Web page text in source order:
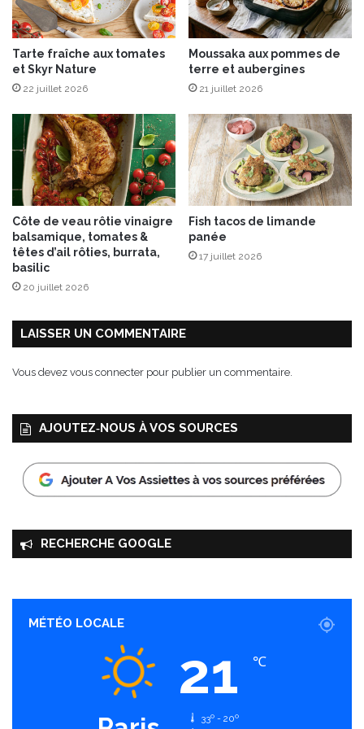
e
t
C
u
t
t
o
m
a
t
s
r
e
x
p
o
r
e
Tarte fraîche aux tomates
et Skyr Nature
22 juillet 2026
Moussaka aux pommes de
terre et aubergines
21 juillet 2026
Côte de veau rôtie vinaigre
balsamique, tomates &
têtes d’ail rôties, burrata,
basilic
20 juillet 2026
Fish tacos de limande
panée
17 juillet 2026
LAISSER UN COMMENTAIRE
Vous devez vous connecter pour publier un commentaire.
AJOUTEZ‑NOUS À VOS SOURCES
RECHERCHE GOOGLE
MÉTÉO LOCALE
21 ℃
33º - 20º